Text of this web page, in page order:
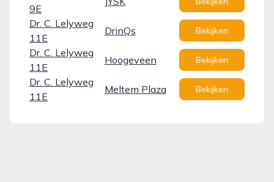
9E
Dr. C. Lelyweg
11E
DrinQs Bekijken
Dr. C. Lelyweg
11E
Hoogeveen Bekijken
Dr. C. Lelyweg
11E
Meltem Plaza Bekijken